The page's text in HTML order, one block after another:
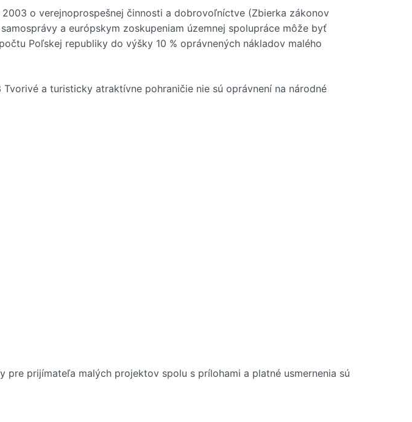
o verejnoprospešnej činnosti a dobrovoľníctve (Zbierka zákonov
a európskym zoskupeniam územnej spolupráce môže byť
Poľskej republiky do výšky 10 % oprávnených nákladov malého
a turisticky atraktívne pohraničie nie sú oprávnení na národné
prijímateľa malých projektov spolu s prílohami a platné usmernenia sú